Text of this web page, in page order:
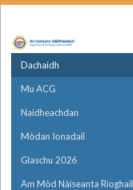
Dachaidh
Mu ACG
Naidheachdan
Mòdan Ionadail
Glaschu 2026
Am Mòd Nàiseanta Rìoghail